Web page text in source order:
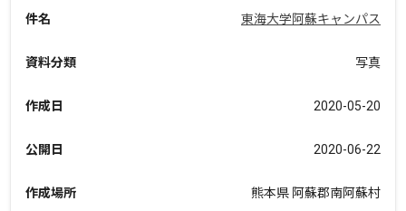
件名 東海大学阿蘇キャンパス
資料分類 写真
作成日 2020-05-20
公開日 2020-06-22
作成場所 熊本県 阿蘇郡南阿蘇村